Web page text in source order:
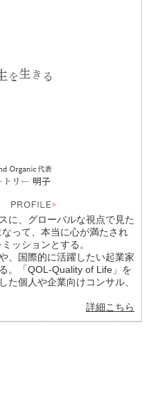
に、グローバルな視点で見た
って、本当に心が満たされ
ッションとする。
、国際的に活躍したい起業家
。「QOL-Quality of Life」を
た個人や企業向けコンサル、
詳細こちら